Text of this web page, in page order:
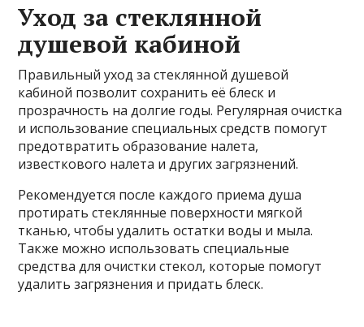
Уход за стеклянной
душевой кабиной
Правильный уход за стеклянной душевой
кабиной позволит сохранить её блеск и
прозрачность на долгие годы. Регулярная очистка
и использование специальных средств помогут
предотвратить образование налета,
известкового налета и других загрязнений.
Рекомендуется после каждого приема душа
протирать стеклянные поверхности мягкой
тканью, чтобы удалить остатки воды и мыла.
Также можно использовать специальные
средства для очистки стекол, которые помогут
удалить загрязнения и придать блеск.